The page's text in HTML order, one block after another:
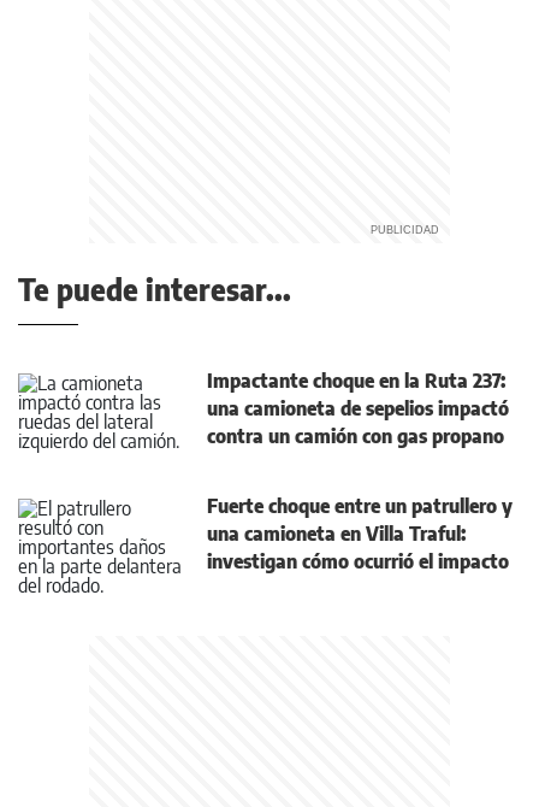
Te puede interesar...
Impactante choque en la Ruta 237:
una camioneta de sepelios impactó
contra un camión con gas propano
Fuerte choque entre un patrullero y
una camioneta en Villa Traful:
investigan cómo ocurrió el impacto